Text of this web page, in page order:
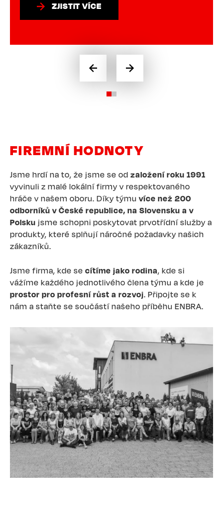
ZJISTIT VÍCE
FIREMNÍ HODNOTY
Jsme hrdí na to, že jsme se od založení roku 1991
vyvinuli z malé lokální firmy v respektovaného
hráče v našem oboru. Díky týmuvíce než 200
odborníků v České republice, na Slovensku a v
Polsku jsme schopni poskytovat prvotřídní služby a
produkty, které splňují náročné požadavky našich
zákazníků.
Jsme firma, kde se cítíme jako rodina, kde si
vážíme každého jednotlivého člena týmu a kde je
prostor pro profesní růst a rozvoj. Připojte se k
nám a staňte se součástí našeho příběhu ENBRA.